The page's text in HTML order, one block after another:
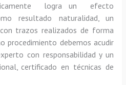
logra un efecto
resultado naturalidad, un
trazos realizados de forma
procedimiento debemos acudir
con responsabilidad y un
certificado en técnicas de